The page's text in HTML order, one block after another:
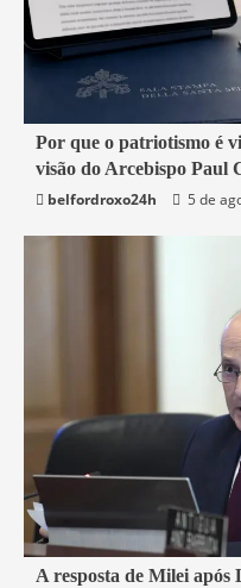
3 min read
Mundo
Por que o patriotismo é
visão do Arcebispo Paul
belfordroxo24h
5 de
2 min read
A resposta de Milei após